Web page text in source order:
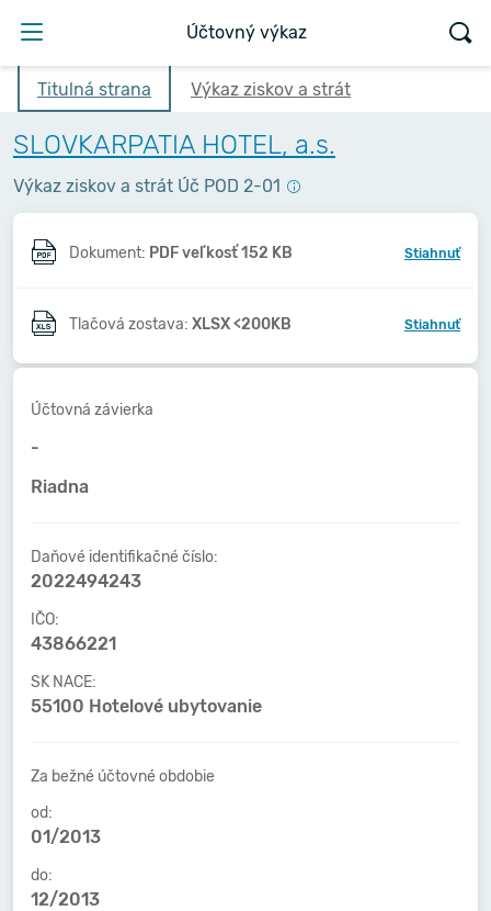
Účtovný výkaz
Titulná strana Výkaz ziskov a strát
SLOVKARPATIA HOTEL, a.s.
Výkaz ziskov a strát Úč POD 2-01
Dokument: PDF veľkosť 152 KB Stiahnuť
Tlačová zostava: XLSX <200KB Stiahnuť
Účtovná závierka
-
Riadna
Daňové identifikačné číslo:
2022494243
IČO:
43866221
SK NACE:
55100 Hotelové ubytovanie
Za bežné účtovné obdobie
od:
01/2013
do:
12/2013